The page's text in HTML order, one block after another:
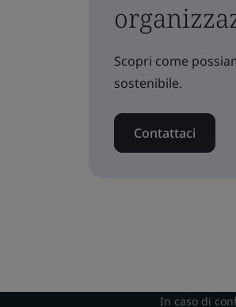
Scopri come
sostenibile.
Contattaci
In caso di